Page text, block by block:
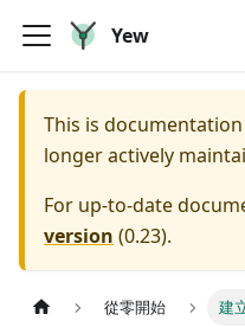
Yew
This is
longer actively
For up-to-date
version (0.23).
從零開始 建